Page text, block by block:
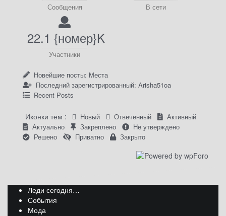
Сообщения В сети
22.1 {номер}K
Участники
Новейшие посты: Места
Последний зарегистрированный: Arisha51oa
Recent Posts
Иконки тем : Новый Отвеченный
Активный
Актуально
Закреплено
Не утверждено
Решено
Приватно Закрыто
Леди сегодня…
События
Мода